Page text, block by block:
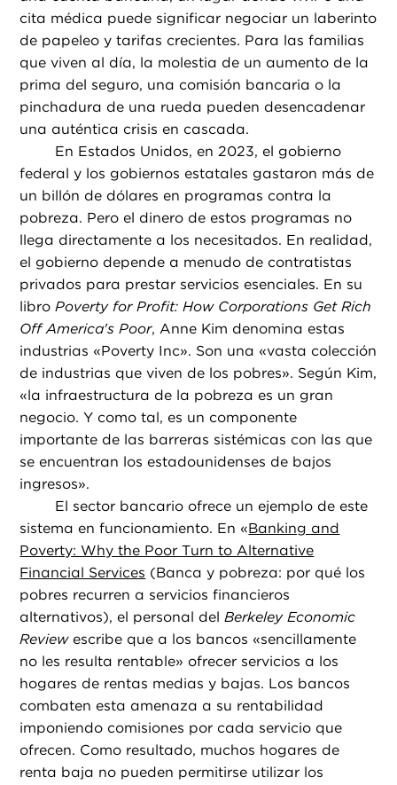
cita médica puede significar negociar un laberinto
de papeleo y tarifas crecientes. Para las familias
que viven al día, la molestia de un aumento de la
prima del seguro, una comisión bancaria o la
pinchadura de una rueda pueden desencadenar
una auténtica crisis en cascada.
En Estados Unidos, en 2023, el gobierno
federal y los gobiernos estatales gastaron más de
un billón de dólares en programas contra la
pobreza. Pero el dinero de estos programas no
llega directamente a los necesitados. En realidad,
el gobierno depende a menudo de contratistas
privados para prestar servicios esenciales. En su
libroPoverty for Profit: How Corporations Get Rich
Off America's Poor, Anne Kim denomina estas
industrias «Poverty Inc». Son una «vasta colección
de industrias que viven de los pobres». Según Kim,
«la infraestructura de la pobreza es un gran
negocio. Y como tal, es un componente
importante de las barreras sistémicas con las que
se encuentran los estadounidenses de bajos
ingresos».
El sector bancario ofrece un ejemplo de este
sistema en funcionamiento. En «Banking and
Poverty: Why the Poor Turn to Alternative
Financial Services (Banca y pobreza: por qué los
pobres recurren a servicios financieros
alternativos), el personal delBerkeley Economic
Reviewescribe que a los bancos «sencillamente
no les resulta rentable» ofrecer servicios a los
hogares de rentas medias y bajas. Los bancos
combaten esta amenaza a su rentabilidad
imponiendo comisiones por cada servicio que
ofrecen. Como resultado, muchos hogares de
renta baja no pueden permitirse utilizar los